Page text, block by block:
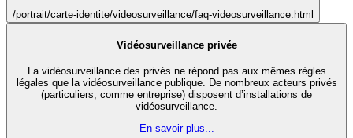
/portrait/carte-identite/videosurveillance/faq-videosurveillance.html
Vidéosurveillance privée
La vidéosurveillance des privés ne répond pas aux mêmes règles
légales que la vidéosurveillance publique. De nombreux acteurs privés
(particuliers, comme entreprise) disposent d’installations de
vidéosurveillance.
En savoir plus...